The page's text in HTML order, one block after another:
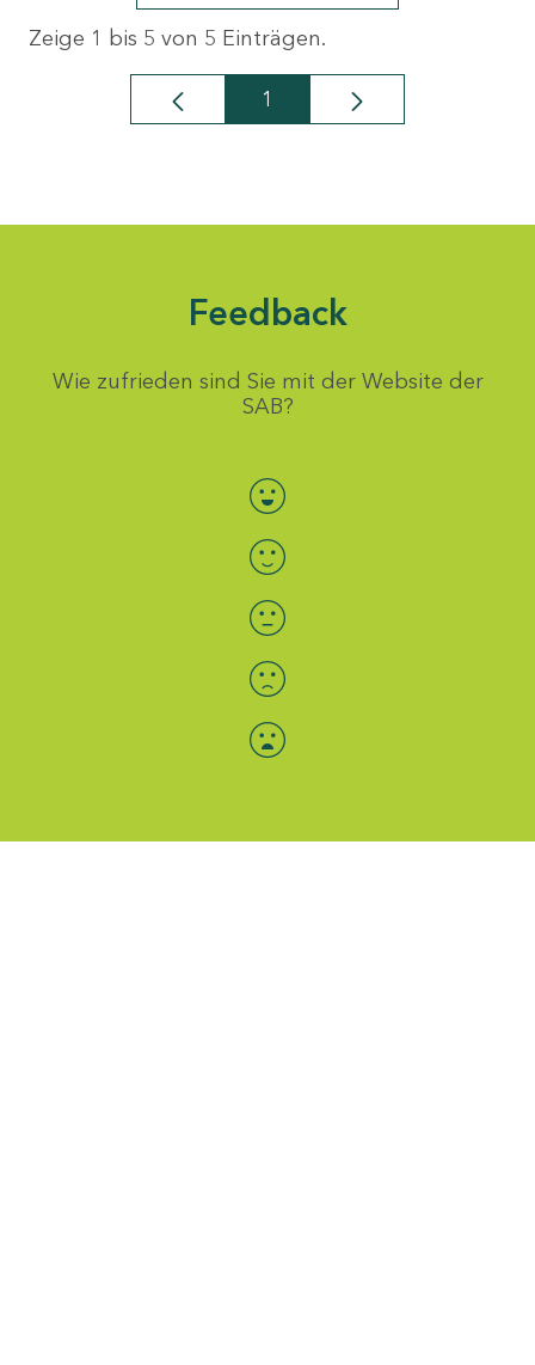
Zeige 1 bis 5 von 5 Einträgen.
Seite
1
Feedback
Wie zufrieden sind Sie mit der Website der
SAB?
Bewertung auswählen